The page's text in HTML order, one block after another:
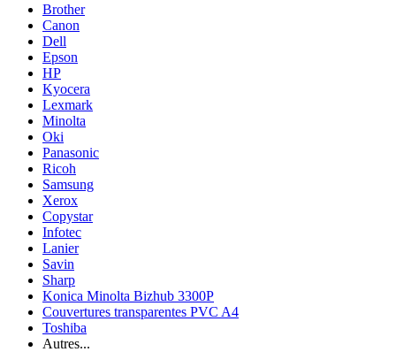
Brother
Canon
Dell
Epson
HP
Kyocera
Lexmark
Minolta
Oki
Panasonic
Ricoh
Samsung
Xerox
Copystar
Infotec
Lanier
Savin
Sharp
Konica Minolta Bizhub 3300P
Couvertures transparentes PVC A4
Toshiba
Autres...